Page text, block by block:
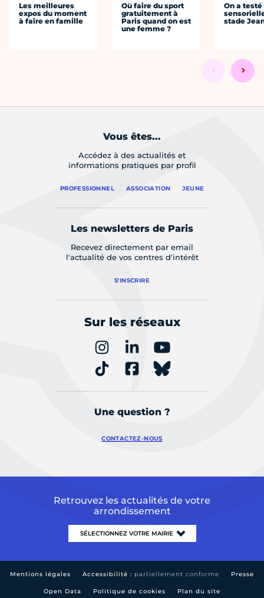
Les meilleures
expos du moment
à faire en famille
Où faire du sport
gratuitement à
Paris quand on est
une femme ?
On a
stade
Vous êtes...
Accédez à des actualités et
informations pratiques par profil
PROFESSIONNEL ASSOCIATION JEUNE
Les newsletters de Paris
Recevez directement par email
l'actualité de vos centres d'intérêt
S'INSCRIRE
Sur les réseaux
Une question ?
CONTACTEZ-NOUS
Retrouvez les actualités de votre
arrondissement
Mentions légales Accessibilité : partiellement conforme Presse
Open Data Politique de cookies Plan du site